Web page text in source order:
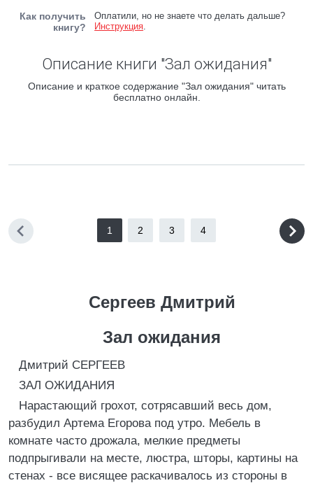
Как получить
книгу?
Оплатили, но не знаете что делать дальше?
Инструкция.
Описание книги "Зал ожидания"
Описание и краткое содержание "Зал ожидания" читать
бесплатно онлайн.
1 2 3 4
Сергеев Дмитрий
Зал ожидания
Дмитрий СЕРГЕЕВ
ЗАЛ ОЖИДАНИЯ
Нарастающий грохот, сотрясавший весь дом,
разбудил Артема Егорова под утро. Мебель в
комнате часто дрожала, мелкие предметы
подпрыгивали на месте, люстра, шторы, картины на
стенах - все висящее раскачивалось из стороны в